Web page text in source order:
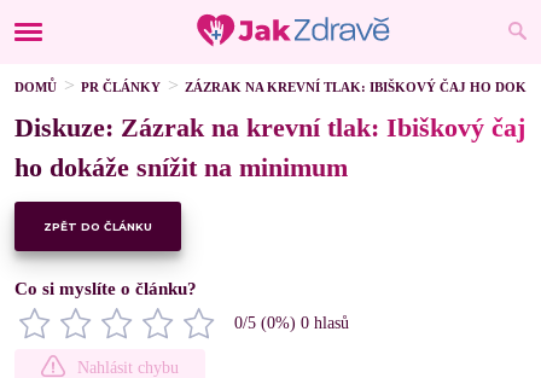
DOMŮ PR ČLÁNKY ZÁZRAK NA KREVNÍ TLAK: IBIŠKOVÝ ČAJ HO
Diskuze: Zázrak na krevní tlak: Ibiškový čaj
ho dokáže snížit na minimum
ZPĚT DO ČLÁNKU
Co si myslíte o článku?
0/5 (0%) 0 hlasů
Nahlásit chybu